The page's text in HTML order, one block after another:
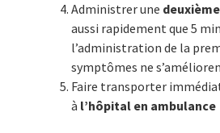
Administrer une
aussi rapidement que 5
l’administration de la
symptômes ne
Faire transporter
à l’hôpital en ambulance